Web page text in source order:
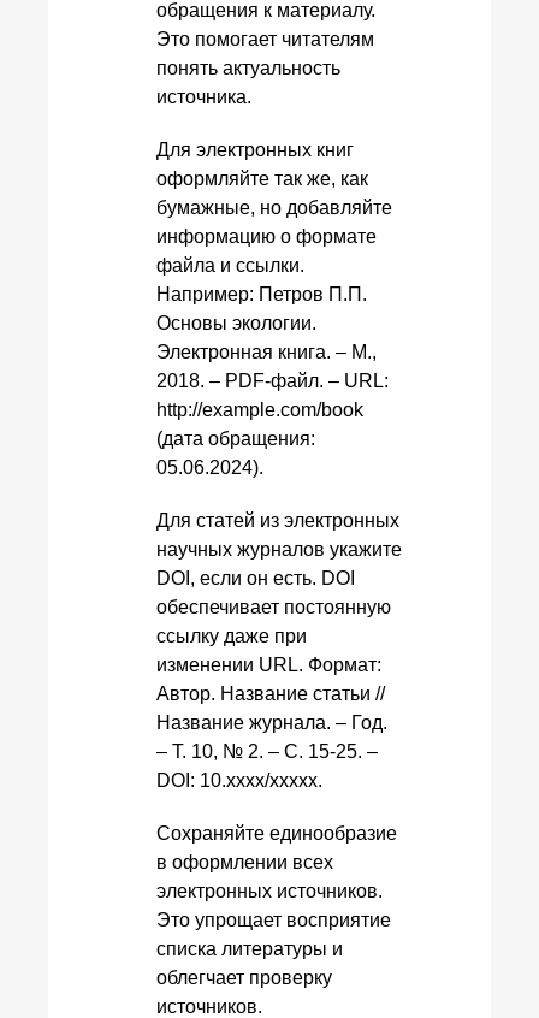
обращения к материалу.
Это помогает читателям
понять актуальность
источника.
Для электронных книг
оформляйте так же, как
бумажные, но добавляйте
информацию о формате
файла и ссылки.
Например: Петров П.П.
Основы экологии.
Электронная книга. – М.,
2018. – PDF-файл. – URL:
http://example.com/book
(дата обращения:
05.06.2024).
Для статей из электронных
научных журналов укажите
DOI, если он есть. DOI
обеспечивает постоянную
ссылку даже при
изменении URL. Формат:
Автор. Название статьи //
Название журнала. – Год.
– Т. 10, № 2. – С. 15-25. –
DOI: 10.xxxx/xxxxx.
Сохраняйте единообразие
в оформлении всех
электронных источников.
Это упрощает восприятие
списка литературы и
облегчает проверку
источников.